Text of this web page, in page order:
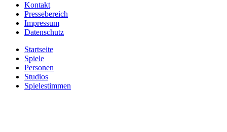
Kontakt
Pressebereich
Impressum
Datenschutz
Startseite
Spiele
Personen
Studios
Spielestimmen